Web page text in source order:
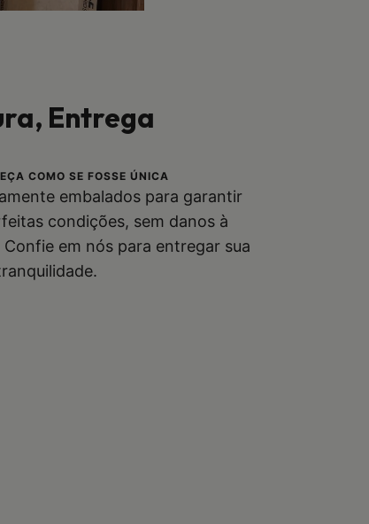
Entrega
COMO SE FOSSE ÚNICA
embalados para garantir
condições, sem danos à
em nós para entregar sua